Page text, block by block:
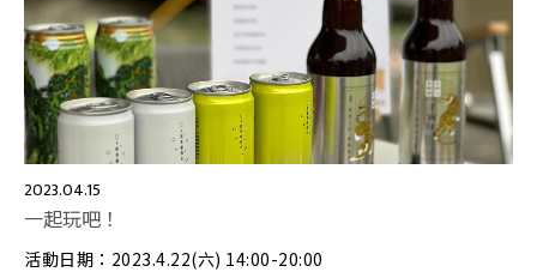
2023.04.15
一起玩吧！
活動日期：2023.4.22(六) 14:00-20:00